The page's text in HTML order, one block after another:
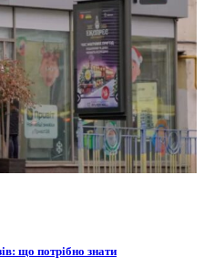
що потрібно знати